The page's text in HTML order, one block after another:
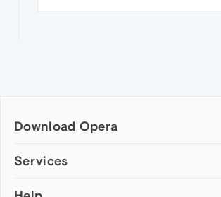
Download Opera
Computer browsers
Services
Add-ons